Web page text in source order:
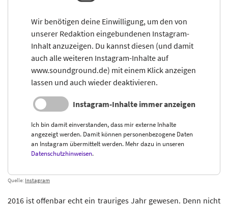
Wir benötigen deine Einwilligung, um den von
unserer Redaktion eingebundenen Instagram-
Inhalt anzuzeigen. Du kannst diesen (und damit
auch alle weiteren Instagram-Inhalte auf
www.soundground.de) mit einem Klick anzeigen
lassen und auch wieder deaktivieren.
Instagram-Inhalte immer anzeigen
Ich bin damit einverstanden, dass mir externe Inhalte
angezeigt werden. Damit können personenbezogene Daten
an Instagram übermittelt werden. Mehr dazu in unseren
Datenschutzhinweisen.
Quelle: Instagram
2016 ist offenbar echt ein trauriges Jahr gewesen. Denn nicht